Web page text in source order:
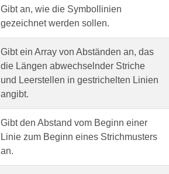
Gibt an, wie die Symbollinien
gezeichnet werden sollen.
Gibt ein Array von Abständen an, das
die Längen abwechselnder Striche
und Leerstellen in gestrichelten Linien
angibt.
Gibt den Abstand vom Beginn einer
Linie zum Beginn eines Strichmusters
an.